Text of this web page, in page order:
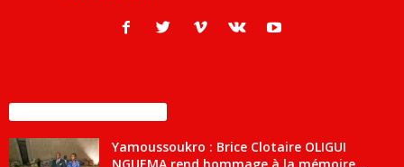
Yamoussoukro : Brice Clotaire OLIGUI
NGUEMA rend hommage à la mémoire...